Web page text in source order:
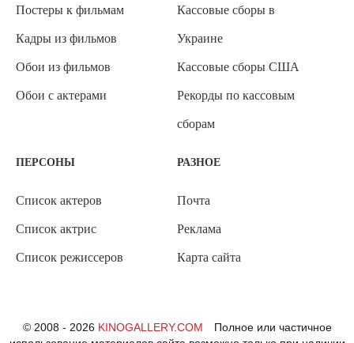
Постеры к фильмам
Кадры из фильмов
Обои из фильмов
Обои с актерами
Кассовые сборы в
Украине
Кассовые сборы США
Рекорды по кассовым
сборам
ПЕРСОНЫ
Список актеров
Список актрис
Список режиссеров
РАЗНОЕ
Почта
Реклама
Карта сайта
© 2008 - 2026 KINOGALLERY.COM
Полное или частичное